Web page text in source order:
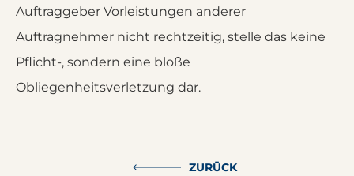
Auftraggeber Vorleistungen anderer
Auftragnehmer nicht rechtzeitig, stelle das keine
Pflicht-, sondern eine bloße
Obliegenheitsverletzung dar.
ZURÜCK